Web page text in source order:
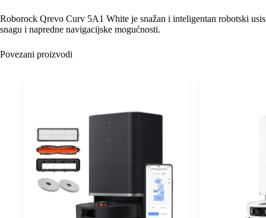
Roborock Qrevo Curv 5A1 White je snažan i inteligentan robotski
snagu i napredne navigacijske mogućnosti.
Povezani proizvodi